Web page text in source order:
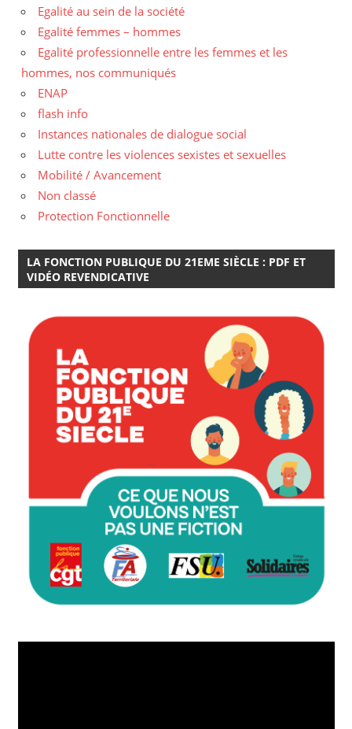
Egalité au sein de la société
Egalité femmes – hommes
Egalité professionnelle entre les femmes et les
hommes, nos communiqués
ENAP
flash info
Instances nationales de dialogue social
Lutte contre les violences sexistes et sexuelles
Mobilité / Avancement
Non classé
Protection Fonctionnelle
LA FONCTION PUBLIQUE DU 21EME SIÈCLE : PDF ET
VIDÉO REVENDICATIVE